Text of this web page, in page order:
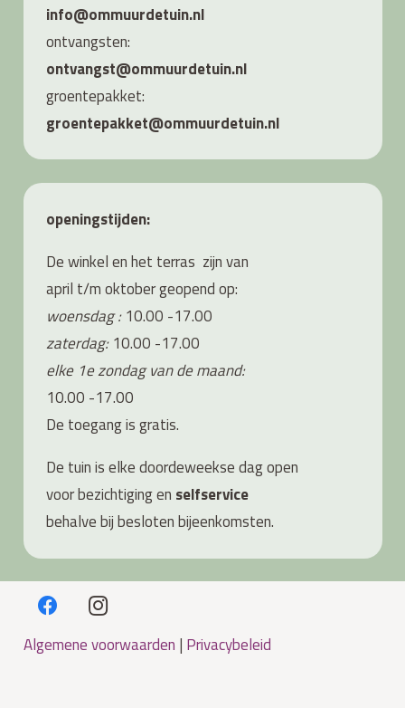
info@ommuurdetuin.nl
ontvangsten:
ontvangst@ommuurdetuin.nl
groentepakket:
groentepakket@ommuurdetuin.nl
openingstijden:
De winkel en het terras zijn van
april t/m oktober geopend op:
woensdag :10.00 -17.00
zaterdag: 10.00 -17.00
elke 1e zondag van de maand:
10.00 -17.00
De toegang is gratis.
De tuin is elke doordeweekse dag open
voor bezichtiging en selfservice
behalve bij besloten bijeenkomsten.
Algemene voorwaarden | Privacybeleid